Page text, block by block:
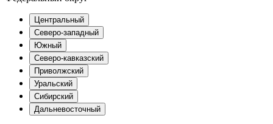
Центральный
Северо-западный
Южный
Северо-кавказский
Приволжский
Уральский
Сибирский
Дальневосточный